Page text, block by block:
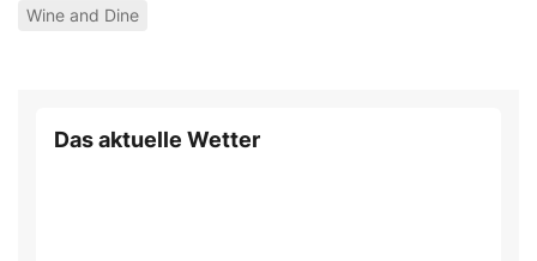
Wine and Dine
Das aktuelle Wetter